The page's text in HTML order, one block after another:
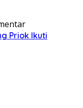
Priok Ikuti